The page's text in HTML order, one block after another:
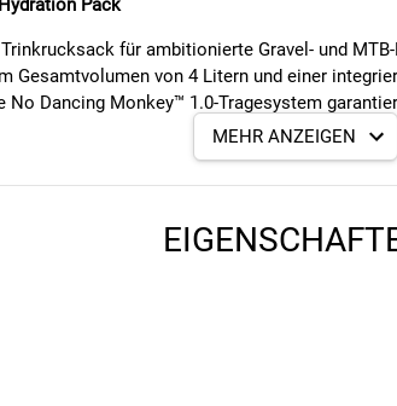
Pack
für ambitionierte Gravel- und
von 4 Litern und einer
Dancing Monkey™ 1.0-Tragesystem
Rides. Zusätzliche Fächer
für sicheren, rutschfreien Sitz
MEHR ANZEIGEN